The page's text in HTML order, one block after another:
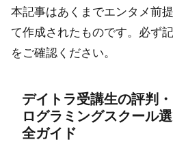
本記事はあくまでエンタメ前
て作成されたものです。必ず
をご確認ください。
デイトラ受講生の評判
ログラミングスクール
全ガイド